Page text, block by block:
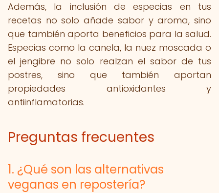
Además, la inclusión de especias en tus
recetas no solo añade sabor y aroma, sino
que también aporta beneficios para la salud.
Especias como la canela, la nuez moscada o
el jengibre no solo realzan el sabor de tus
postres, sino que también aportan
propiedades antioxidantes y
antiinflamatorias.
Preguntas frecuentes
1. ¿Qué son las alternativas
veganas en repostería?